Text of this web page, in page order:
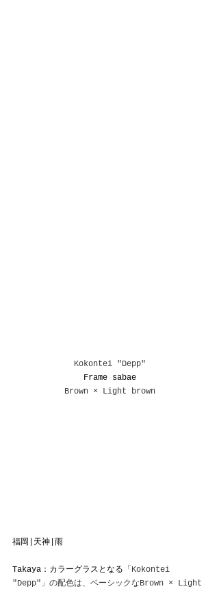
Kokontei "Depp"
Frame sabae
Brown × Light brown
福岡|天神|雨
Takaya：カラーグラスとなる 「Kokontei
"Depp"」の配色は、ベーシックなBrown × Light